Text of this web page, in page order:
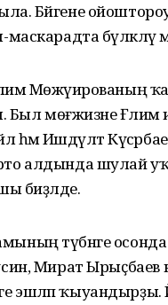
Бәйгене
бүләкләү
Мөжәүированың
мөғжизәне Ғәлимә
һәм Ишдәүләт
алдында шулай
биҙәлде.
түбәнге осонда
Мират Ырыҫбаев
эшләп